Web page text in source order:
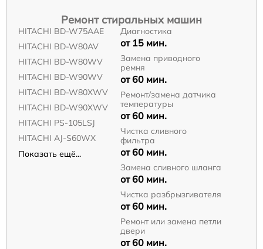
Ремонт стиральных машин
HITACHI BD-W75AAE
HITACHI BD-W80AV
HITACHI BD-W80WV
HITACHI BD-W90WV
HITACHI BD-W80XWV
HITACHI BD-W90XWV
HITACHI PS-105LSJ
HITACHI AJ-S60WX
Показать ещё...
Диагностика
от 15 мин.
Замена приводного
ремня
от 60 мин.
Ремонт/замена датчика
температуры
от 60 мин.
Чистка сливного
фильтра
от 60 мин.
Замена сливного шланга
от 60 мин.
Чистка разбрызгивателя
от 60 мин.
Ремонт или замена петли
двери
от 60 мин.